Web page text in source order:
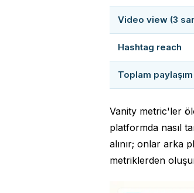
Video view (3
Hashtag reach
Toplam paylaşım
Vanity metric'ler
platformda nasıl
alınır; onlar arka
metriklerden